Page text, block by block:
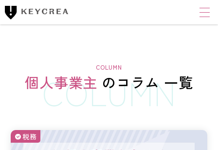
ワンストップ士業サポート
コンサルティング株式会社
財務コンサルティング
CLOUD ACCOUNTING CORPORATION
キークレアクラウド会計株式会社
個人事業主 の コラム 一覧
税務